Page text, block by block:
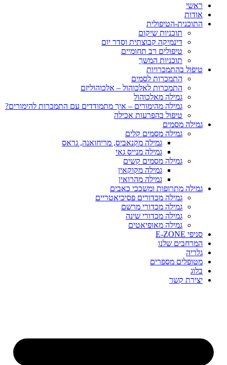
ראשי
אודות
התוכנית-הטיפולית
תוכניות שיקום
דינמיקה קבוצתית וסדר יום
טיפולים רב תחומיים
תוכניות המשך
טיפול בהתמכרויות
התמכרות לסמים
התמכרות לאלכוהול – אלכוהוליזם
גמילה מאלכוהול
גמילה מהימורים – איך מתמודדים עם התמכרות להימורים?
טיפול בהפרעות אכילה
גמילה מסמים
גמילה מסמים קלים
גמילה מקנאביס, מריחואנה, גראס
גמילה מנייס גאי
גמילה מסמים קשים
גמילה מקוקאין
גמילה מהרואין
גמילה מתרופות ומשככי כאבים
גמילה מכדורים פסיכיאטריים
גמילה מכדורי מרשם
גמילה מכדורי שינה
גמילה מאופיאטים
סניפי E-ZONE
המרחבים שלנו
גלריה
מטופלים מספרים
בלוג
יצירת קשר